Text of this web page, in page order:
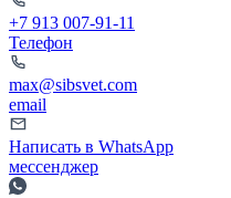
+7 913 007-91-11
Телефон
max@sibsvet.com
email
Написать в WhatsApp
мессенджер